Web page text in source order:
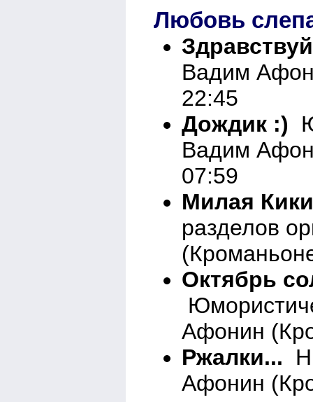
Любовь
Вадим
22:45
Дождик :)
Вадим
07:59
Милая
разделов
Октябрь
Афонин
Ржалки...
Афонин